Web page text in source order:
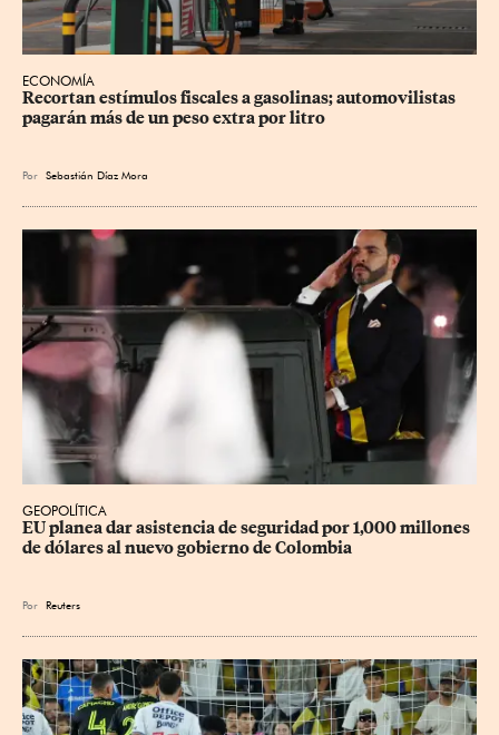
ECONOMÍA
Recortan estímulos fiscales a gasolinas; automovilistas
pagarán más de un peso extra por litro
Por Sebastián Díaz Mora
GEOPOLÍTICA
EU planea dar asistencia de seguridad por 1,000 millones
de dólares al nuevo gobierno de Colombia
Por Reuters